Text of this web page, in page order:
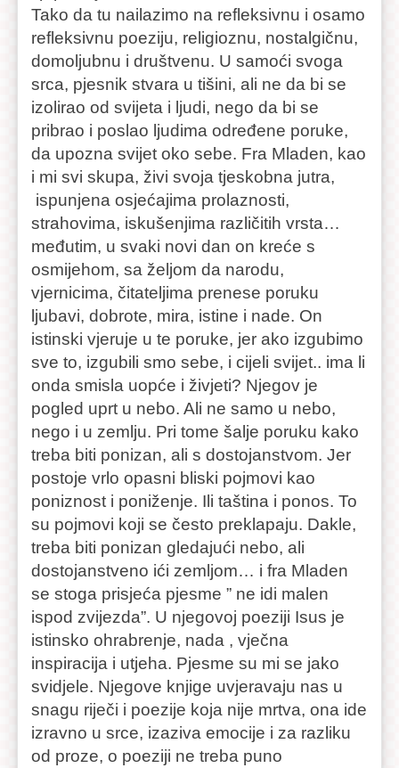
Tako da tu nailazimo na refleksivnu i osamo
refleksivnu poeziju, religioznu, nostalgičnu,
domoljubnu i društvenu. U samoći svoga
srca, pjesnik stvara u tišini, ali ne da bi se
izolirao od svijeta i ljudi, nego da bi se
pribrao i poslao ljudima određene poruke,
da upozna svijet oko sebe. Fra Mladen, kao
i mi svi skupa, živi svoja tjeskobna jutra,
ispunjena osjećajima prolaznosti,
strahovima, iskušenjima različitih vrsta…
međutim, u svaki novi dan on kreće s
osmijehom, sa željom da narodu,
vjernicima, čitateljima prenese poruku
ljubavi, dobrote, mira, istine i nade. On
istinski vjeruje u te poruke, jer ako izgubimo
sve to, izgubili smo sebe, i cijeli svijet.. ima li
onda smisla uopće i živjeti? Njegov je
pogled uprt u nebo. Ali ne samo u nebo,
nego i u zemlju. Pri tome šalje poruku kako
treba biti ponizan, ali s dostojanstvom. Jer
postoje vrlo opasni bliski pojmovi kao
poniznost i poniženje. Ili taština i ponos. To
su pojmovi koji se često preklapaju. Dakle,
treba biti ponizan gledajući nebo, ali
dostojanstveno ići zemljom… i fra Mladen
se stoga prisjeća pjesme ” ne idi malen
ispod zvijezda”. U njegovoj poeziji Isus je
istinsko ohrabrenje, nada , vječna
inspiracija i utjeha. Pjesme su mi se jako
svidjele. Njegove knjige uvjeravaju nas u
snagu riječi i poezije koja nije mrtva, ona ide
izravno u srce, izaziva emocije i za razliku
od proze, o poeziji ne treba puno